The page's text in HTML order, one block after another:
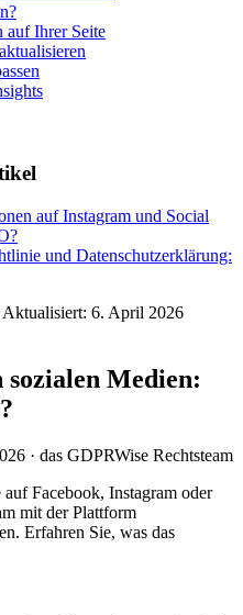
auf Ihrer Seite
auf Instagram und Social
und Datenschutzerklärung:
Aktualisiert: 6. April 2026
sozialen Medien:
· das GDPRWise Rechtsteam
Facebook, Instagram oder
mit der Plattform
Erfahren Sie, was das